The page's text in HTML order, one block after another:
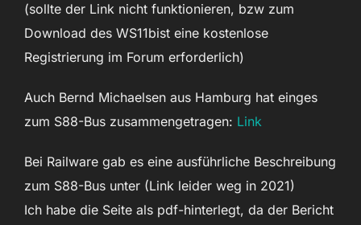
(sollte der Link nicht funktionieren, bzw zum
Download des WS11bist eine kostenlose
Registrierung im Forum erforderlich)
Auch Bernd Michaelsen aus Hamburg hat einges
zum S88-Bus zusammengetragen: Link
Bei Railware gab es eine ausführliche Beschreibung
zum S88-Bus unter (Link leider weg in 2021)
Ich habe die Seite als pdf-hinterlegt, da der Bericht